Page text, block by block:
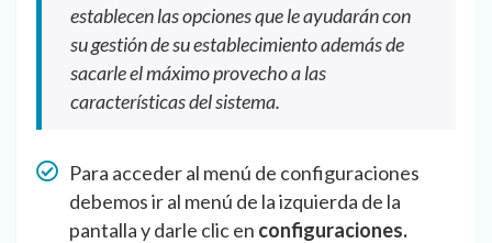
establecen las opciones que le ayudarán con
su gestión de su establecimiento además de
sacarle el máximo provecho a las
características del sistema.
Para acceder al menú de configuraciones
debemos ir al menú de la izquierda de la
pantalla y darle clic en configuraciones.